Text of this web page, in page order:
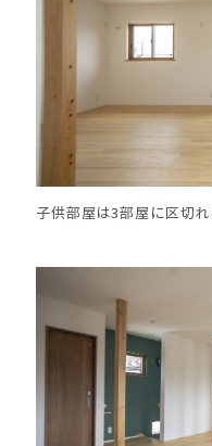
子供部屋は3部屋に区切